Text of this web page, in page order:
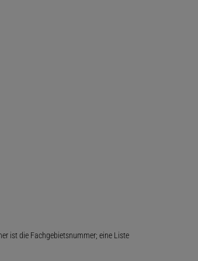
ist die Fachgebietsnummer; eine Liste